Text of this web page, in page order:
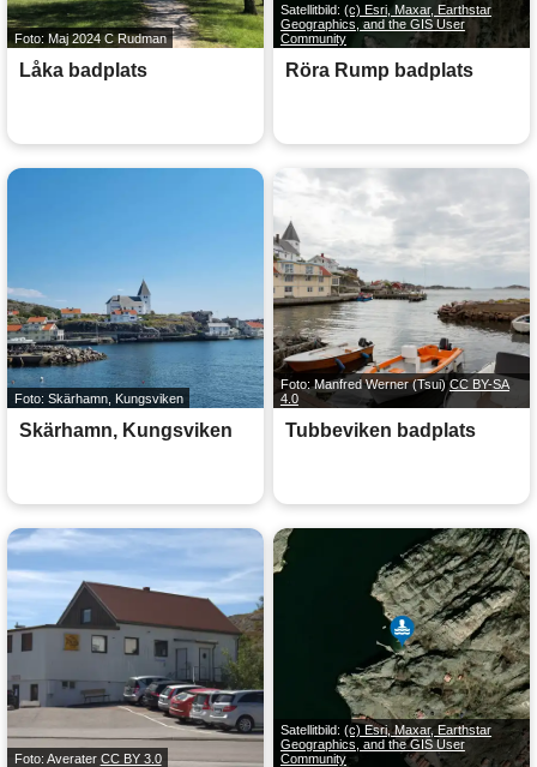
Foto: Maj 2024 C Rudman
Låka badplats
Satellitbild: (c) Esri, Maxar, Earthstar
Geographics, and the GIS User
Community
Röra Rump badplats
Foto: Skärhamn, Kungsviken
Skärhamn, Kungsviken
Foto: Manfred Werner (Tsui)CC BY-SA
4.0
Tubbeviken badplats
Foto: Averater CC BY 3.0
Satellitbild: (c) Esri, Maxar, Earthstar
Geographics, and the GIS User
Community